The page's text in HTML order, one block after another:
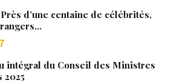
Près d’une centaine de célébrités,
intégral du Conseil des Ministres
2025